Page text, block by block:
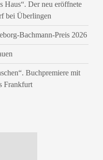
Haus“. Der neu eröffnete
bei Überlingen
Bachmann-Preis 2026
Buchpremiere mit
Frankfurt